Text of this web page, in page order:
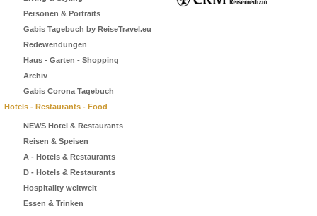
Personen & Portraits
Gabis Tagebuch by ReiseTravel.eu
Redewendungen
Haus - Garten - Shopping
Archiv
Gabis Corona Tagebuch
Hotels - Restaurants - Food
NEWS Hotel & Restaurants
Reisen & Speisen
A - Hotels & Restaurants
D - Hotels & Restaurants
Hospitality weltweit
Essen & Trinken